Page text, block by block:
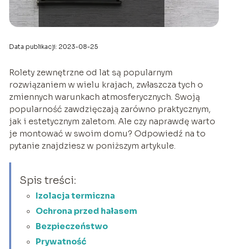
Data publikacji: 2023-08-25
Rolety zewnętrzne od lat są popularnym
rozwiązaniem w wielu krajach, zwłaszcza tych o
zmiennych warunkach atmosferycznych. Swoją
popularność zawdzięczają zarówno praktycznym,
jak i estetycznym zaletom. Ale czy naprawdę warto
je montować w swoim domu? Odpowiedź na to
pytanie znajdziesz w poniższym artykule.
Spis treści:
Izolacja termiczna
Ochrona przed hałasem
Bezpieczeństwo
Prywatność